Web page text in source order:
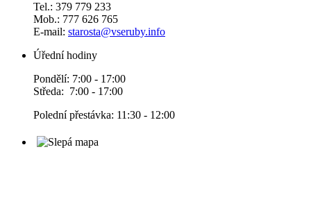
Tel.: 379 779 233
Mob.: 777 626 765
E-mail: starosta@vseruby.info
Úřední hodiny
Pondělí: 7:00 - 17:00
Středa: 7:00 - 17:00
Polední přestávka: 11:30 - 12:00